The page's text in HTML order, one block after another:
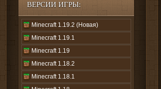
ВЕРСИИ ИГРЫ:
Minecraft 1.19.2 (Новая)
Minecraft 1.19.1
Minecraft 1.19
Minecraft 1.18.2
Minecraft 1.18.1